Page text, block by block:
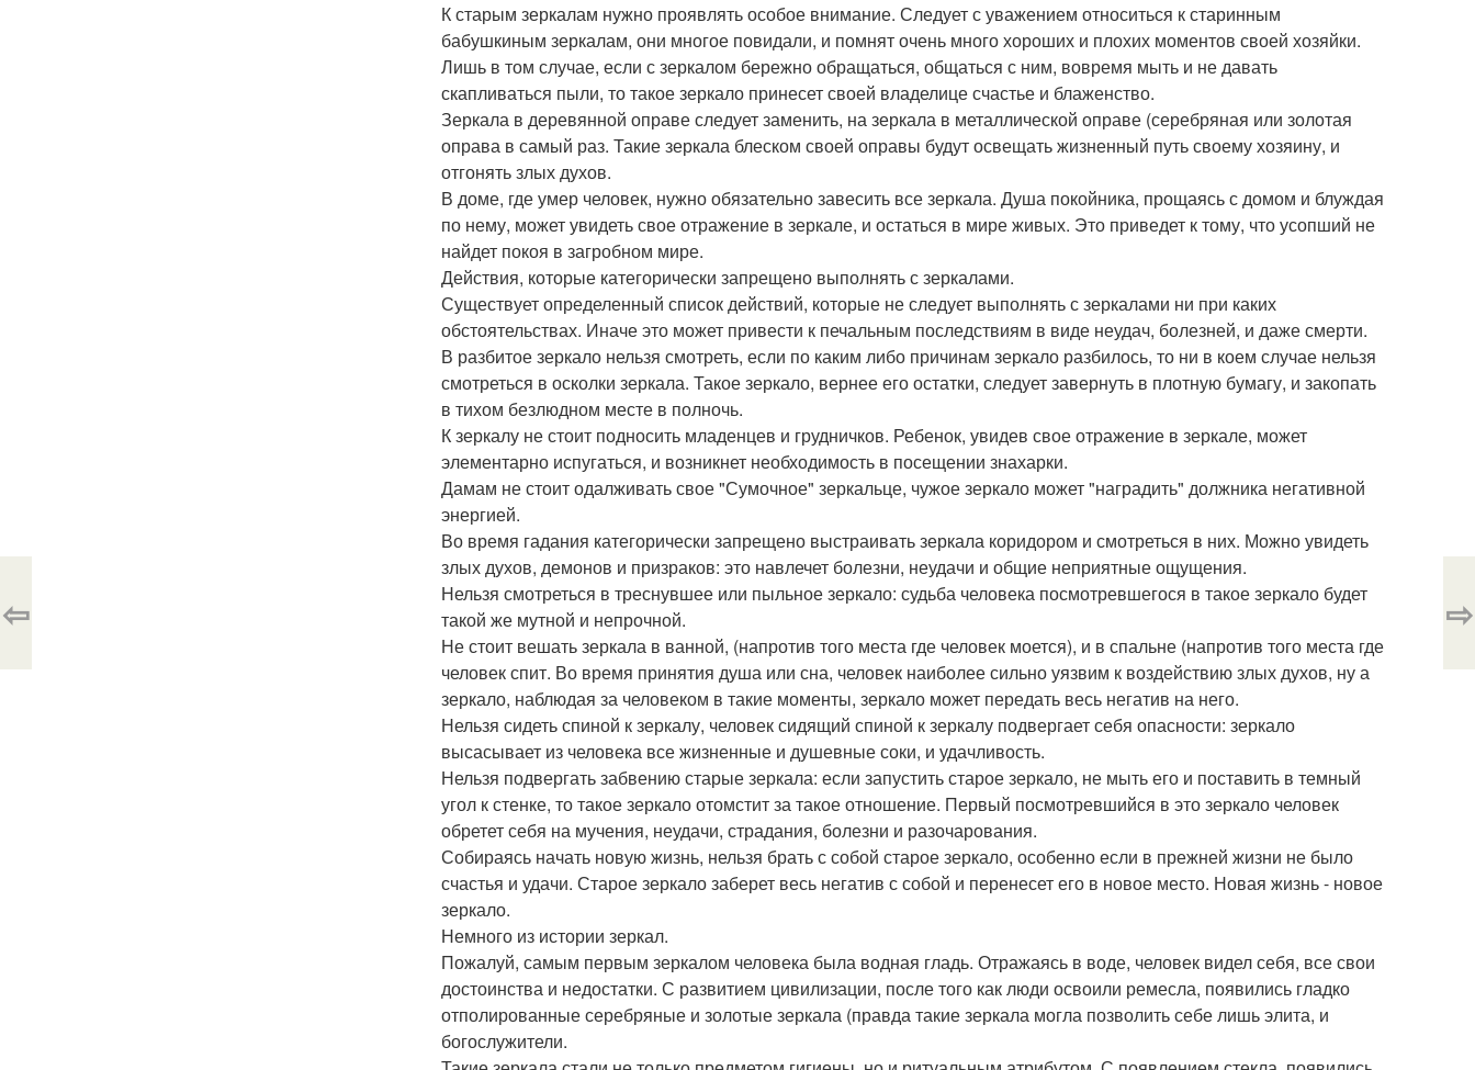
К старым зеркалам нужно проявлять особое внимание. Следует с уважением относиться к старинным
бабушкиным зеркалам, они многое повидали, и помнят очень много хороших и плохих моментов своей хозяйки.
Лишь в том случае, если с зеркалом бережно обращаться, общаться с ним, вовремя мыть и не давать
скапливаться пыли, то такое зеркало принесет своей владелице счастье и блаженство.
Зеркала в деревянной оправе следует заменить, на зеркала в металлической оправе (серебряная или золотая
оправа в самый раз. Такие зеркала блеском своей оправы будут освещать жизненный путь своему хозяину, и
отгонять злых духов.
В доме, где умер человек, нужно обязательно завесить все зеркала. Душа покойника, прощаясь с домом и блуждая
по нему, может увидеть свое отражение в зеркале, и остаться в мире живых. Это приведет к тому, что усопший не
найдет покоя в загробном мире.
Действия, которые категорически запрещено выполнять с зеркалами.
Существует определенный список действий, которые не следует выполнять с зеркалами ни при каких
обстоятельствах. Иначе это может привести к печальным последствиям в виде неудач, болезней, и даже смерти.
В разбитое зеркало нельзя смотреть, если по каким либо причинам зеркало разбилось, то ни в коем случае нельзя
смотреться в осколки зеркала. Такое зеркало, вернее его остатки, следует завернуть в плотную бумагу, и закопать
в тихом безлюдном месте в полночь.
К зеркалу не стоит подносить младенцев и грудничков. Ребенок, увидев свое отражение в зеркале, может
элементарно испугаться, и возникнет необходимость в посещении знахарки.
Дамам не стоит одалживать свое "Сумочное" зеркальце, чужое зеркало может "наградить" должника негативной
энергией.
Во время гадания категорически запрещено выстраивать зеркала коридором и смотреться в них. Можно увидеть
злых духов, демонов и призраков: это навлечет болезни, неудачи и общие неприятные ощущения.
Нельзя смотреться в треснувшее или пыльное зеркало: судьба человека посмотревшегося в такое зеркало будет
такой же мутной и непрочной.
Не стоит вешать зеркала в ванной, (напротив того места где человек моется), и в спальне (напротив того места где
человек спит. Во время принятия душа или сна, человек наиболее сильно уязвим к воздействию злых духов, ну а
зеркало, наблюдая за человеком в такие моменты, зеркало может передать весь негатив на него.
Нельзя сидеть спиной к зеркалу, человек сидящий спиной к зеркалу подвергает себя опасности: зеркало
высасывает из человека все жизненные и душевные соки, и удачливость.
Нельзя подвергать забвению старые зеркала: если запустить старое зеркало, не мыть его и поставить в темный
угол к стенке, то такое зеркало отомстит за такое отношение. Первый посмотревшийся в это зеркало человек
обретет себя на мучения, неудачи, страдания, болезни и разочарования.
Собираясь начать новую жизнь, нельзя брать с собой старое зеркало, особенно если в прежней жизни не было
счастья и удачи. Старое зеркало заберет весь негатив с собой и перенесет его в новое место. Новая жизнь - новое
зеркало.
Немного из истории зеркал.
Пожалуй, самым первым зеркалом человека была водная гладь. Отражаясь в воде, человек видел себя, все свои
достоинства и недостатки. С развитием цивилизации, после того как люди освоили ремесла, появились гладко
отполированные серебряные и золотые зеркала (правда такие зеркала могла позволить себе лишь элита, и
богослужители.
⇦ ⇨